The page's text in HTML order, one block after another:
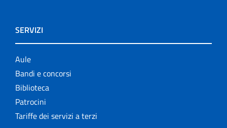
SERVIZI
Aule
Bandi e concorsi
Biblioteca
Patrocini
Tariffe dei servizi a terzi